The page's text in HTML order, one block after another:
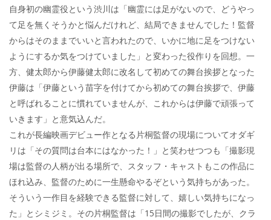
自身初の幽霊役という渋川は「幽霊には足がないので、どうやっ
て足を無くそうかと悩んだけれど、結局できませんでした！監督
からはそのままでいいと言われたので、いかに地に足をつけない
ようにするか気をつけていました」と変わった役作りを回想。一
方、健太郎から伊藤健太郎に改名して初めての舞台挨拶となった
伊藤は「伊藤という苗字を付けてから初めての舞台挨拶で、伊藤
と呼ばれることに慣れていませんが、これからは伊藤で頑張って
いきます」と意気込んだ。
これが長編映画デビュー作となる片桐監督の現場についてオダギ
リは「その質問は台本にはなかった！」と笑わせつつも「撮影現
場は監督の人柄が出る場所で、スタッフ・キャストもこの作品に
ほれ込み、監督のために一生懸命やるぞという気持ちがあった。
そういう一作目を経験できる監督に対して、嬉しい気持ちになっ
た」とシミジミ。その片桐監督は「15日間の撮影でしたが、クラ